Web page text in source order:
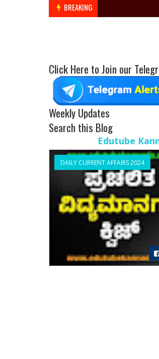
BREAKING
Click Here to Join our
Weekly Updates
Search this Blog
Edutube Kannada
DAILY CURRENT AFFAIRS 2024